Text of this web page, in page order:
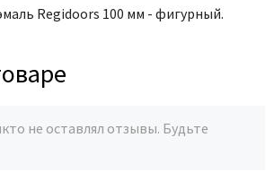
Regidoors 100 мм - фигурный.
не оставлял отзывы. Будьте